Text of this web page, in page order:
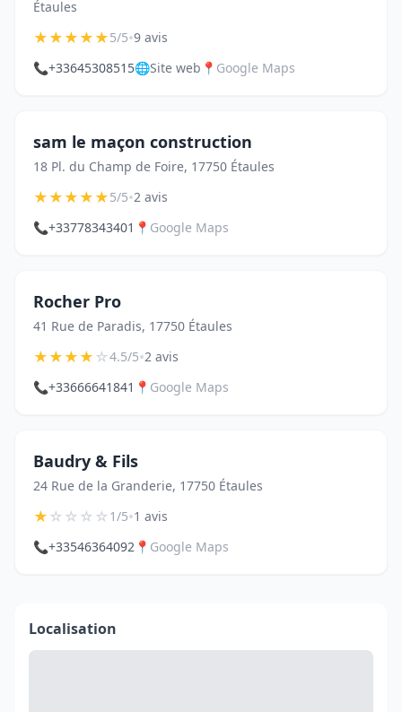
Étaules
★★★★★5/5•9 avis
📞+33645308515🌐Site web 📍 Google Maps
sam le maçon construction
18 Pl. du Champ de Foire, 17750 Étaules
★★★★★5/5•2 avis
📞+33778343401 📍 Google Maps
Rocher Pro
41 Rue de Paradis, 17750 Étaules
★★★★☆4.5/5•2 avis
📞+33666641841 📍 Google Maps
Baudry & Fils
24 Rue de la Granderie, 17750 Étaules
★☆☆☆☆1/5•1 avis
📞+33546364092 📍 Google Maps
Localisation